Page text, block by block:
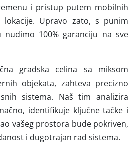
i pristup putem mobilnih
Upravo zato, s punim
100% garanciju na sve
gradska celina sa miksom
objekata, zahteva precizno
sistema. Naš tim analizira
identifikuje ključne tačke i
vašeg prostora bude pokriven,
i dugotrajan rad sistema.